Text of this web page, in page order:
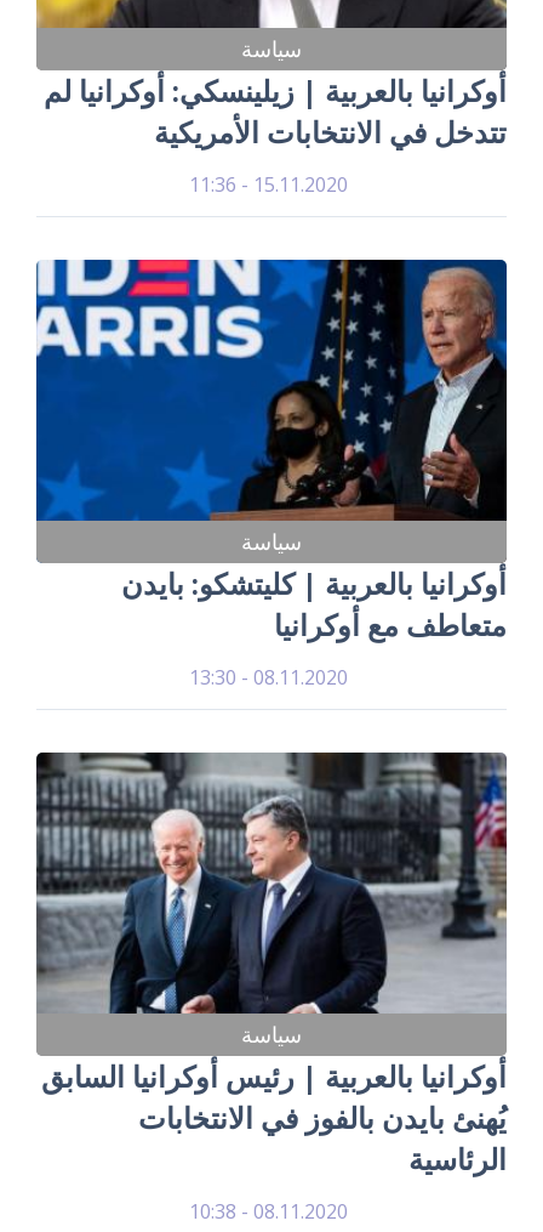
سياسة
أوكرانيا بالعربية | زيلينسكي: أوكرانيا لم
تتدخل في الانتخابات الأمريكية
15.11.2020 - 11:36
سياسة
أوكرانيا بالعربية | كليتشكو: بايدن
متعاطف مع أوكرانيا
08.11.2020 - 13:30
سياسة
أوكرانيا بالعربية | رئيس أوكرانيا السابق
يُهنئ بايدن بالفوز في الانتخابات
الرئاسية
08.11.2020 - 10:38